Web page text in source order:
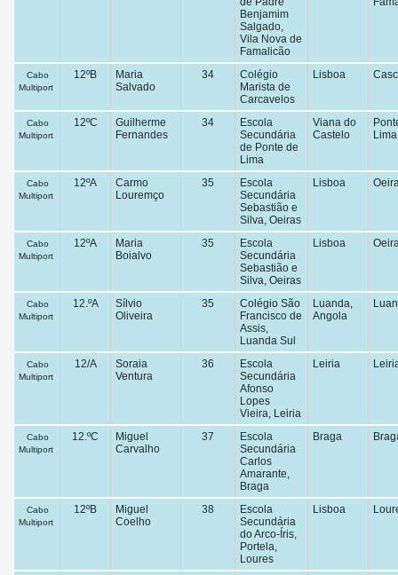
Benjamim
Salgado,
Vila Nova de
Famalicão
Cabo
Multiport
12ºB
Maria
Salvado
34
Colégio
Marista de
Carcavelos
Lisboa
Cabo
Multiport
12ºC
Guilherme
Fernandes
34
Escola
Secundária
de Ponte de
Lima
Viana do
Castelo
Lima
Cabo
Multiport
12ºA
Carmo
Louremço
35
Escola
Secundária
Sebastião e
Silva, Oeiras
Lisboa
Cabo
Multiport
12ºA
Maria
Boialvo
35
Escola
Secundária
Sebastião e
Silva, Oeiras
Lisboa
Cabo
Multiport
12.ºA
Sílvio
Oliveira
35
Colégio São
Francisco de
Assis,
Luanda Sul
Luanda,
Angola
Cabo
Multiport
12/A
Soraia
Ventura
36
Escola
Secundária
Afonso
Lopes
Vieira, Leiria
Leiria
Cabo
Multiport
12.ºC
Miguel
Carvalho
37
Escola
Secundária
Carlos
Amarante,
Braga
Braga
Cabo
Multiport
12ºB
Miguel
Coelho
38
Escola
Secundária
do Arco-Íris,
Portela,
Loures
Lisboa